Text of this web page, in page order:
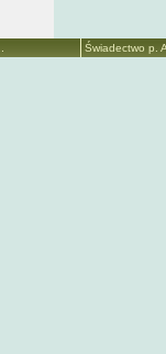
Świadectwo p.